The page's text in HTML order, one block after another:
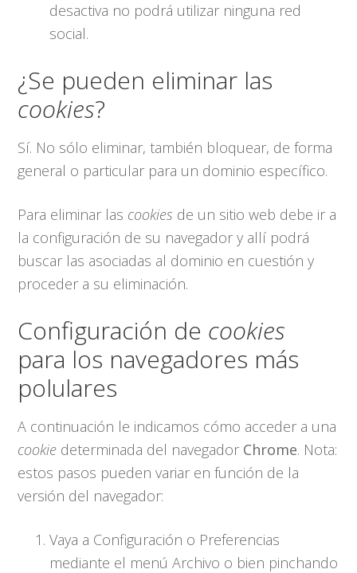
desactiva no podrá utilizar ninguna red
social.
¿Se pueden eliminar las
cookies?
Sí. No sólo eliminar, también bloquear, de forma
general o particular para un dominio específico.
Para eliminar las cookies de un sitio web debe ir a
la configuración de su navegador y allí podrá
buscar las asociadas al dominio en cuestión y
proceder a su eliminación.
Configuración de cookies
para los navegadores más
polulares
A continuación le indicamos cómo acceder a una
cookie determinada del navegador Chrome. Nota:
estos pasos pueden variar en función de la
versión del navegador:
Vaya a Configuración o Preferencias
mediante el menú Archivo o bien pinchando